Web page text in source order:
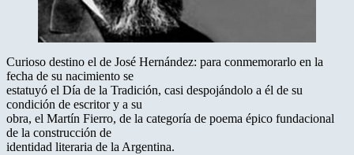
Curioso destino el de José Hernández: para conmemorarlo en la
fecha de su nacimiento se
estatuyó el Día de la Tradición, casi despojándolo a él de su
condición de escritor y a su
obra, el Martín Fierro, de la categoría de poema épico fundacional
de la construcción de
identidad literaria de la Argentina.